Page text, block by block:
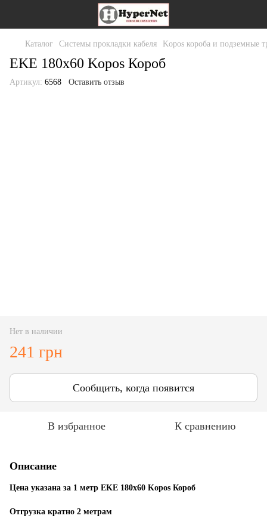
Каталог Системы прокладки кабеля Kopos короба и подземные
EKE 180х60 Kopos Короб
Артикул: 6568 Оставить отзыв
Нет в наличии
241 грн
Сообщить, когда появится
В избранное К сравнению
Описание
Цена указана за 1 метр EKЕ 180х60 Kopos Короб
Отгрузка кратно 2 метрам